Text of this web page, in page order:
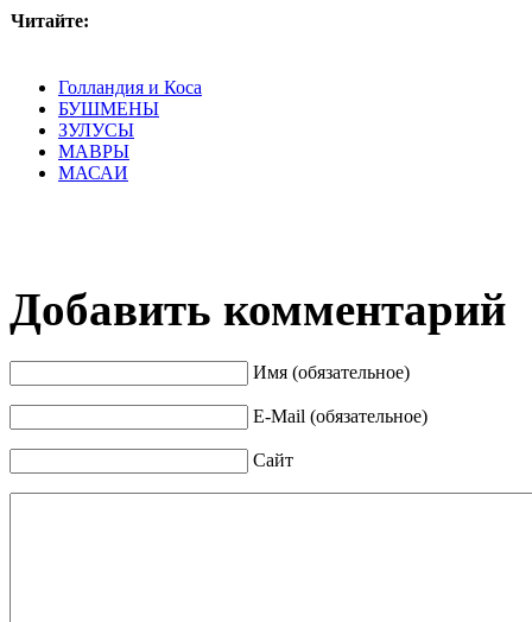
Читайте:
Голландия и Коса
БУШМЕНЫ
ЗУЛУСЫ
МАВРЫ
МАСАИ
Добавить комментарий
Имя (обязательное)
E-Mail (обязательное)
Сайт